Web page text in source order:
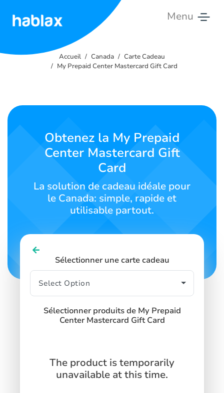
Menu
nous
SIGN UP
Accueil Canada
Carte Cadeau
My Prepaid Center Mastercard Gift Card
Obtenez la My Prepaid
Center Mastercard Gift
Card
La solution de cadeau idéale pour
le Canada: simple, rapide et
utilisable partout.
Sélectionner une carte cadeau
Sélectionner produits de My Prepaid
Center Mastercard Gift Card
The product is temporarily
unavailable at this time.